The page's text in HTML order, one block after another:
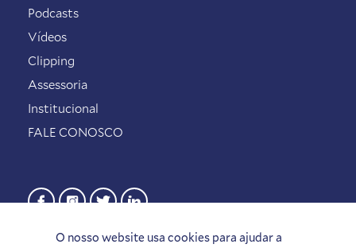
O nosso website usa cookies para ajudar a
Podcasts
Vídeos
Clipping
Assessoria
Institucional
FALE CONOSCO